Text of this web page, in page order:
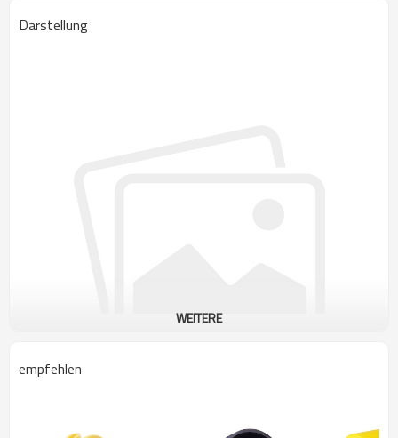
Darstellung
WEITERE
empfehlen